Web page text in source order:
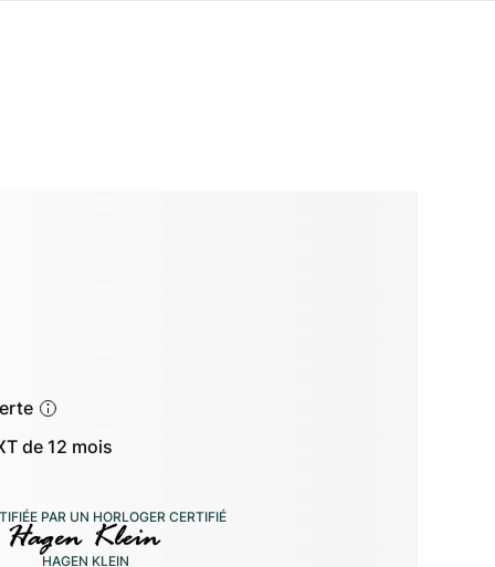
de 12 mois
PAR UN HORLOGER CERTIFIÉ
HAGEN KLEIN